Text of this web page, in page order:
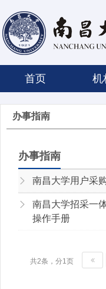
首页 机
办事指南
办事指南
南昌大学用户采
南昌大学招采一
操作手册
共2条，分1页